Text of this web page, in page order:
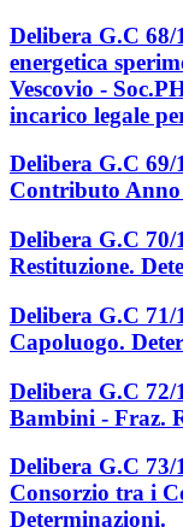
Delibera G.C
energetica
Vescovio -
incarico legale
Delibera G.C 69/
Contributo Anno
Delibera G.C
Restituzione.
Delibera G.C 71/
Capoluogo.
Delibera G.C
Bambini - Fraz.
Delibera G.C
Consorzio tra i
Determinazioni.